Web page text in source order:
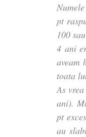
pt
100
4 ani
aveam
toata
As
ani).
pt
au